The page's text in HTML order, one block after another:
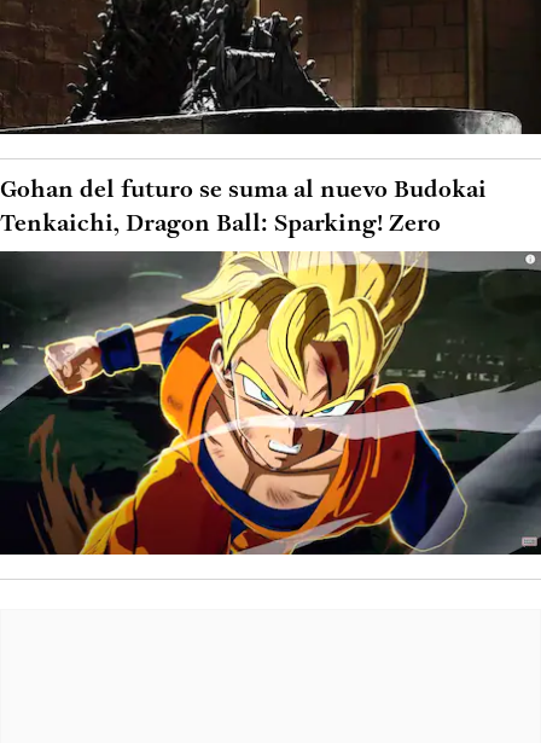
Gohan del futuro se suma al nuevo Budokai
Tenkaichi, Dragon Ball: Sparking! Zero